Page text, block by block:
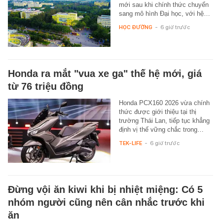
mới sau khi chính thức chuyển
sang mô hình Đại học, với hệ…
HỌC ĐƯỜNG - 6 giờ trước
Honda ra mắt "vua xe ga" thế hệ mới, giá
từ 76 triệu đồng
Honda PCX160 2026 vừa chính
thức được giới thiệu tại thị
trường Thái Lan, tiếp tục khẳng
định vị thế vững chắc trong…
TEK-LIFE - 6 giờ trước
Đừng vội ăn kiwi khi bị nhiệt miệng: Có 5
nhóm người cũng nên cân nhắc trước khi
ăn